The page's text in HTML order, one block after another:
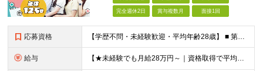
完全週休2日 賞与複数月 面接1回
応募資格 【学歴不問・未経験歓迎・平均年齢28歳】 ■ 第二新卒歓迎 ■ フリーター・社会人未経験OK ＼「アイアールで人生ワンチャンつかんでほしい！」／ …こんな社長の想いから 経験よりも人柄を重視した採用
給与 【★未経験でも月給28万円～｜資格取得で平均年収636万円★】 ■ 月給28万円～80万円+賞与年2回＋各種手当 ※月給には、固定残業代（20時間分：3万8000円～／月）を含む ※20時間を超過